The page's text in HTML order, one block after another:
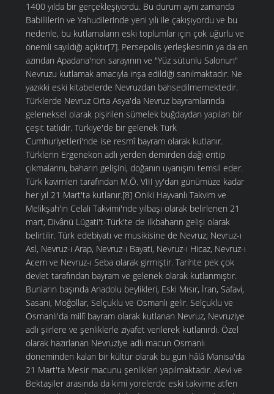
1400 yılda bir gerçekleşiyordu. Bu durum aynı zamanda
Babillilerin ve Yahudilerinde yeni yılı ile çakışıyordu ve bu
nedenle, bu kutlamaların eski toplumlar için çok uğurlu ve
önemli sayıldığı açıktır[7]. Persepolis yerleşkesinin ya da en
azından Apadana'non sarayının ve "Yüz sütunlu Salonun"
Nevruzu kutlamak amacıyla inşa edildiği sanılmaktadır. Ne
yazıkki eski kitabelerde Nevruzdan bahsedilmemektedir.
Türklerde Nevruz Orta Asya'da Nevruz bayramlarında
geleneksel olarak pişirilen sümelek buğdaydan yapılan bir
çeşit tatlıdır. Türkiye'de bir gelenek Türk
Cumhuriyetleri'nde ise resmî bayram olarak kutlanır.
Türklerin Ergenekon adlı yerden demirden dağı eritip
çıkmalarını, baharın gelişini, doğanın uyanışını temsil eder.
Türk kavimleri tarafından M.Ö. VIII yy'dan günümüze kadar
her yıl 21 Mart'ta kutlanır.[8] Oniki Hayvanlı Takvim ve
Melikşah'ın Celali Takvimi'nde yılbaşı olarak belirlenen 21
mart, Divânü Lügati't-Türk'te de ilkbaharın gelişi olarak
belirtilir. Türk edebiyatı ve musikisine de Nevruz; Nevruz-ı
Asl, Nevruz-ı Arap, Nevruz-ı Bayati, Nevruz-ı Hicaz, Nevruz-ı
Acem ve Nevruz-ı Seba olarak girmiştir. Tarihte pek çok
devlet tarafından bayram ve gelenek olarak kutlanmıştır.
Bunların başında Anadolu beylikleri, Eski Mısır, İran, Safavi,
Sasani, Moğollar, Selçuklu ve Osmanlı gelir. Selçuklu ve
Osmanlı'da millî bayram olarak kutlanan Nevruz, Nevruziye
adlı şiirlere ve şenliklerle ziyafet verilerek kutlanırdı. Özel
olarak hazırlanan Nevruziye adlı macun Osmanlı
döneminden kalan bir kültür olarak bu gün hâlâ Manisa'da
21 Mart'ta Mesir macunu şenlikleri yapılmaktadır. Alevi ve
Bektaşiler arasında da kimi yorelerde eski takvime atfen